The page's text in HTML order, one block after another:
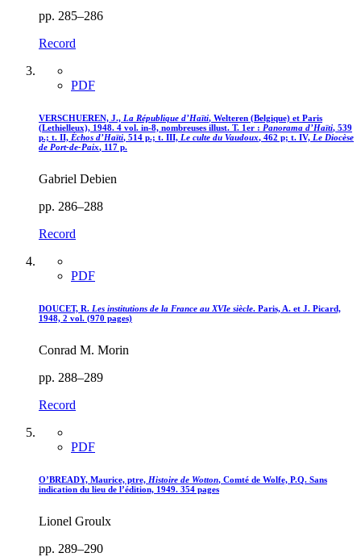
pp. 285–286
Record
PDF
VERSCHUEREN, J., La République d’Haïti, Welteren (Belgique) et Paris
(Lethielleux), 1948. 4 vol. in-8, nombreuses illust. T. 1er : Panorama d’Haïti, 539
p.; t. II, Échos d’Haïti, 514 p.; t. III, Le culte du Vaudoux, 462 p; t. IV, Le Diocèse
de Port-de-Paix, 117 p.
Gabriel Debien
pp. 286–288
Record
PDF
DOUCET, R. Les institutions de la France au XVIe siècle. Paris, A. et J. Picard,
1948, 2 vol. (970 pages)
Conrad M. Morin
pp. 288–289
Record
PDF
O’BREADY, Maurice, ptre, Histoire de Wotton, Comté de Wolfe, P.Q. Sans
indication du lieu de l’édition, 1949. 354 pages
Lionel Groulx
pp. 289–290